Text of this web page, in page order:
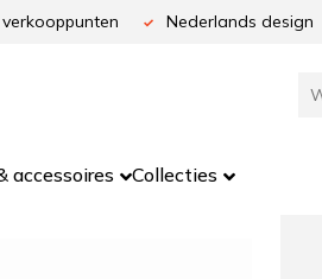
Nederlands design
accessoires Collecties